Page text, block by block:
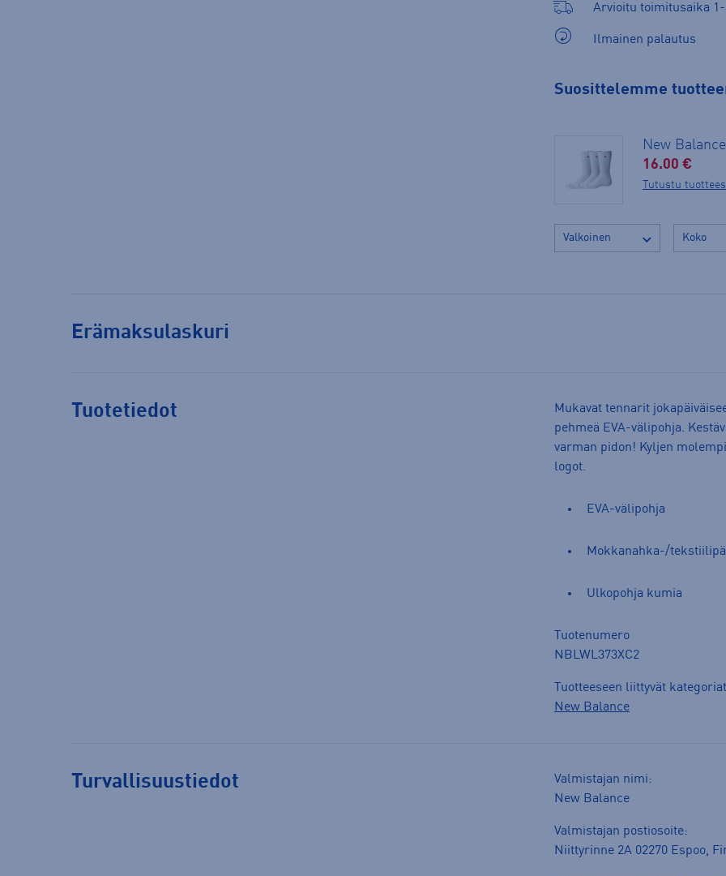
Arvioitu toimitusaika
Ilmainen palautus
Suosittelemme
New
16.00 €
Tutustu
Erämaksulaskuri
Tuotetiedot
Mukavat tennarit
pehmeä EVA-välipohja.
varman pidon! Kyljen
logot.
EVA-välipohja
Mokkanahka-/
Ulkopohja kumia
Tuotenumero
NBLWL373XC2
Tuotteeseen liittyvät kategoriat
New Balance
Turvallisuustiedot
Valmistajan nimi:
New Balance
Valmistajan postiosoite:
Niittyrinne 2A 02270 Espoo,